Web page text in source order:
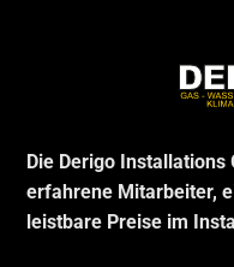
Die Derigo
erfahrene Mitarbeiter,
leistbare Preise im